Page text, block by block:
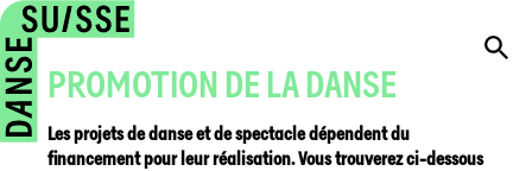
PROMOTION DE LA DANSE
Les projets de danse et de spectacle dépendent du
financement pour leur réalisation. Vous trouverez ci-dessous